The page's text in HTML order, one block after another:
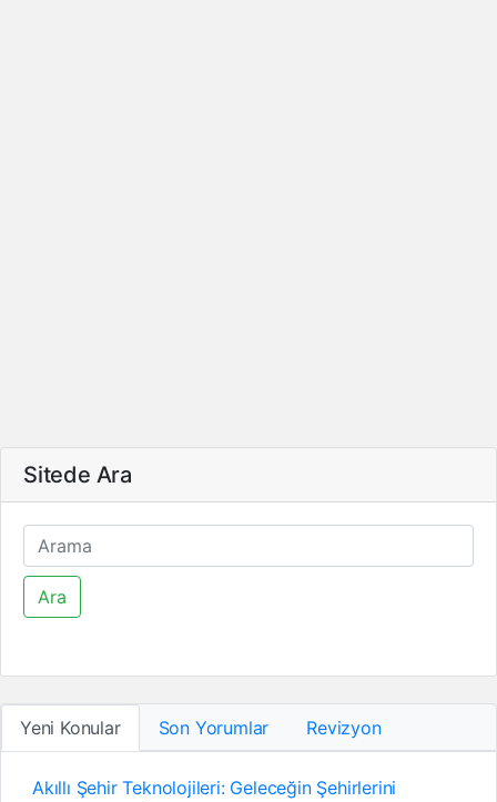
Sitede Ara
Ara
Yeni Konular Son Yorumlar Revizyon
Akıllı Şehir Teknolojileri: Geleceğin Şehirlerini